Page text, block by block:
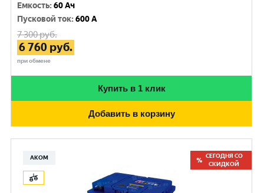
Емкость:60 Ач
Пусковой ток:600 A
7 300руб.
6 760 руб.
при обмене
Купить в 1 клик
Добавить в корзину
АКОМ
СЕГОДНЯ СО
СКИДКОЙ